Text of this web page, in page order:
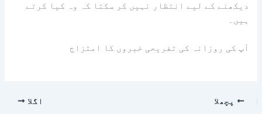
دیکھنے کے لیے انتظار نہیں کر سکتا کہ وہ کیا کرتے
ہیں۔
آپ کی روزانہ کی تفریحی خبروں کا امتزاج
پچھلا اگلا